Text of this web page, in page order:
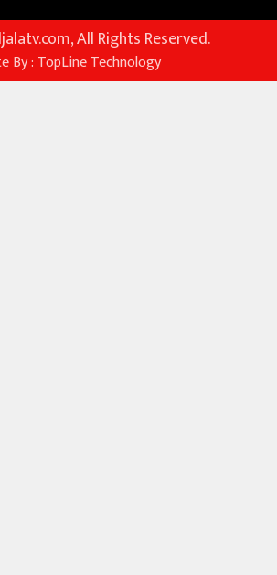
All Rights Reserved.
By : TopLine Technology